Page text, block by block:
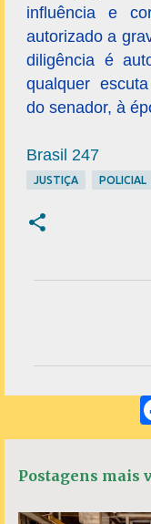
influência e
autorizado a
diligência é
qualquer
do senador, à
Brasil 247
JUSTIÇA POLICIAL
t
i
Postagens mais